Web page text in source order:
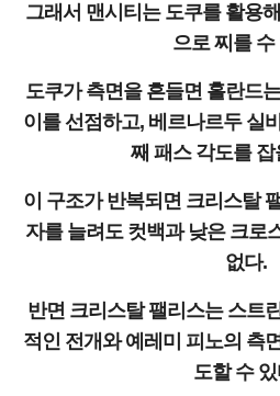
그래서 맨시티는 도쿠를 활용
으로 찌를 수
도쿠가 측면을 흔들면 홀란드
이를 선점하고, 베르나르두 실
째 패스 각도를 잡
이 구조가 반복되면 크리스탈
자를 늘려도 컷백과 낮은 크로
없다.
반면 크리스탈 팰리스는 스트
적인 전개와 예레미 피노의 측
도할 수